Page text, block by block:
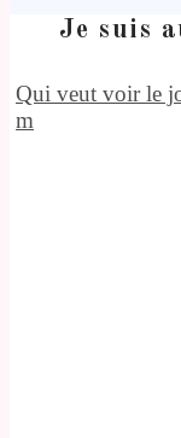
Je suis
Qui veut voir le
m